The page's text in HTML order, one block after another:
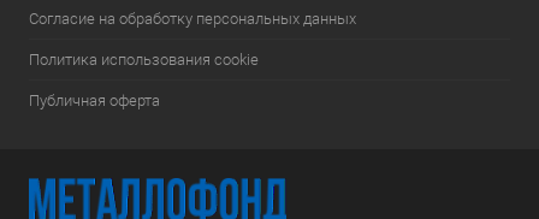
Согласие на обработку персональных данных
Политика использования cookie
Публичная оферта